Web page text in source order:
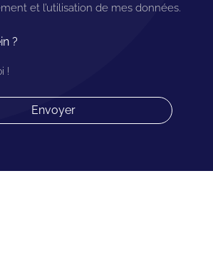
et l’utilisation de mes données.
?
!